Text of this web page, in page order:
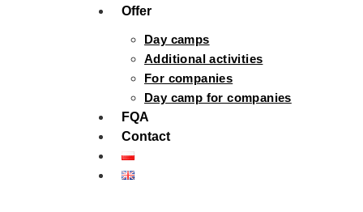
Offer
Day camps
Additional activities
For companies
Day camp for companies
FQA
Contact